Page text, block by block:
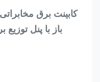
باز با پنل